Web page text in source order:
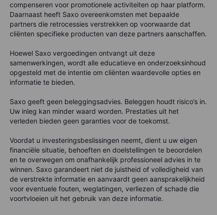
compenseren voor promotionele activiteiten op haar platform.
Daarnaast heeft Saxo overeenkomsten met bepaalde
partners die retrocessies verstrekken op voorwaarde dat
cliënten specifieke producten van deze partners aanschaffen.
Hoewel Saxo vergoedingen ontvangt uit deze
samenwerkingen, wordt alle educatieve en onderzoeksinhoud
opgesteld met de intentie om cliënten waardevolle opties en
informatie te bieden.
Saxo geeft geen beleggingsadvies. Beleggen houdt risico’s in.
Uw inleg kan minder waard worden. Prestaties uit het
verleden bieden geen garanties voor de toekomst.
Voordat u investeringsbeslissingen neemt, dient u uw eigen
financiële situatie, behoeften en doelstellingen te beoordelen
en te overwegen om onafhankelijk professioneel advies in te
winnen. Saxo garandeert niet de juistheid of volledigheid van
de verstrekte informatie en aanvaardt geen aansprakelijkheid
voor eventuele fouten, weglatingen, verliezen of schade die
voortvloeien uit het gebruik van deze informatie.